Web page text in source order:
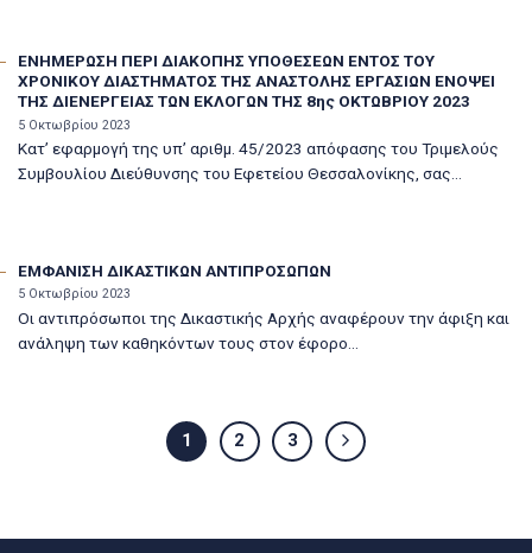
ΕΝΗΜΕΡΩΣΗ ΠΕΡΙ ΔΙΑΚΟΠΗΣ ΥΠΟΘΕΣΕΩΝ ΕΝΤΟΣ ΤΟΥ
ΧΡΟΝΙΚΟΥ ΔΙΑΣΤΗΜΑΤΟΣ ΤΗΣ ΑΝΑΣΤΟΛΗΣ ΕΡΓΑΣΙΩΝ ΕΝΟΨΕΙ
ΤΗΣ ΔΙΕΝΕΡΓΕΙΑΣ ΤΩΝ ΕΚΛΟΓΩΝ ΤΗΣ 8ης ΟΚΤΩΒΡΙΟΥ 2023
5 Οκτωβρίου 2023
Κατ’ εφαρμογή της υπ’ αριθμ. 45/2023 απόφασης του Τριμελούς
Συμβουλίου Διεύθυνσης του Εφετείου Θεσσαλονίκης, σας...
ΕΜΦΑΝΙΣΗ ΔΙΚΑΣΤΙΚΩΝ ΑΝΤΙΠΡΟΣΩΠΩΝ
5 Οκτωβρίου 2023
Οι αντιπρόσωποι της Δικαστικής Αρχής αναφέρουν την άφιξη και
ανάληψη των καθηκόντων τους στον έφορο...
1 2 3